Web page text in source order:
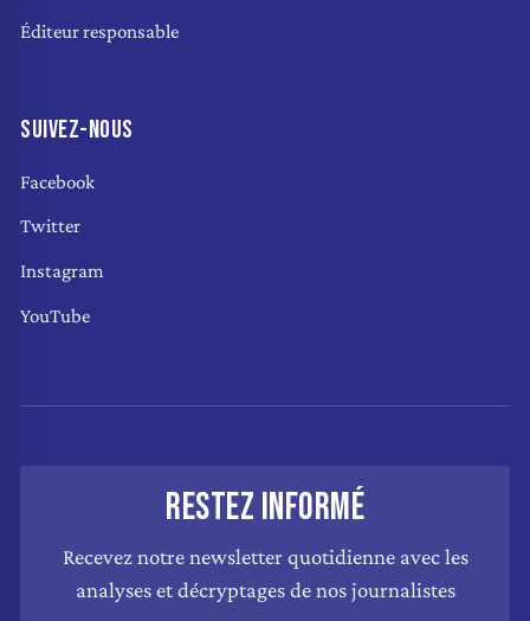
Éditeur responsable
SUIVEZ-NOUS
Facebook
Twitter
Instagram
YouTube
RESTEZ INFORMÉ
Recevez notre newsletter quotidienne avec les
analyses et décryptages de nos journalistes